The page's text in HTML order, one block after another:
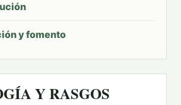
y fomento
Y RASGOS